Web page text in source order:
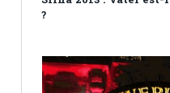
?